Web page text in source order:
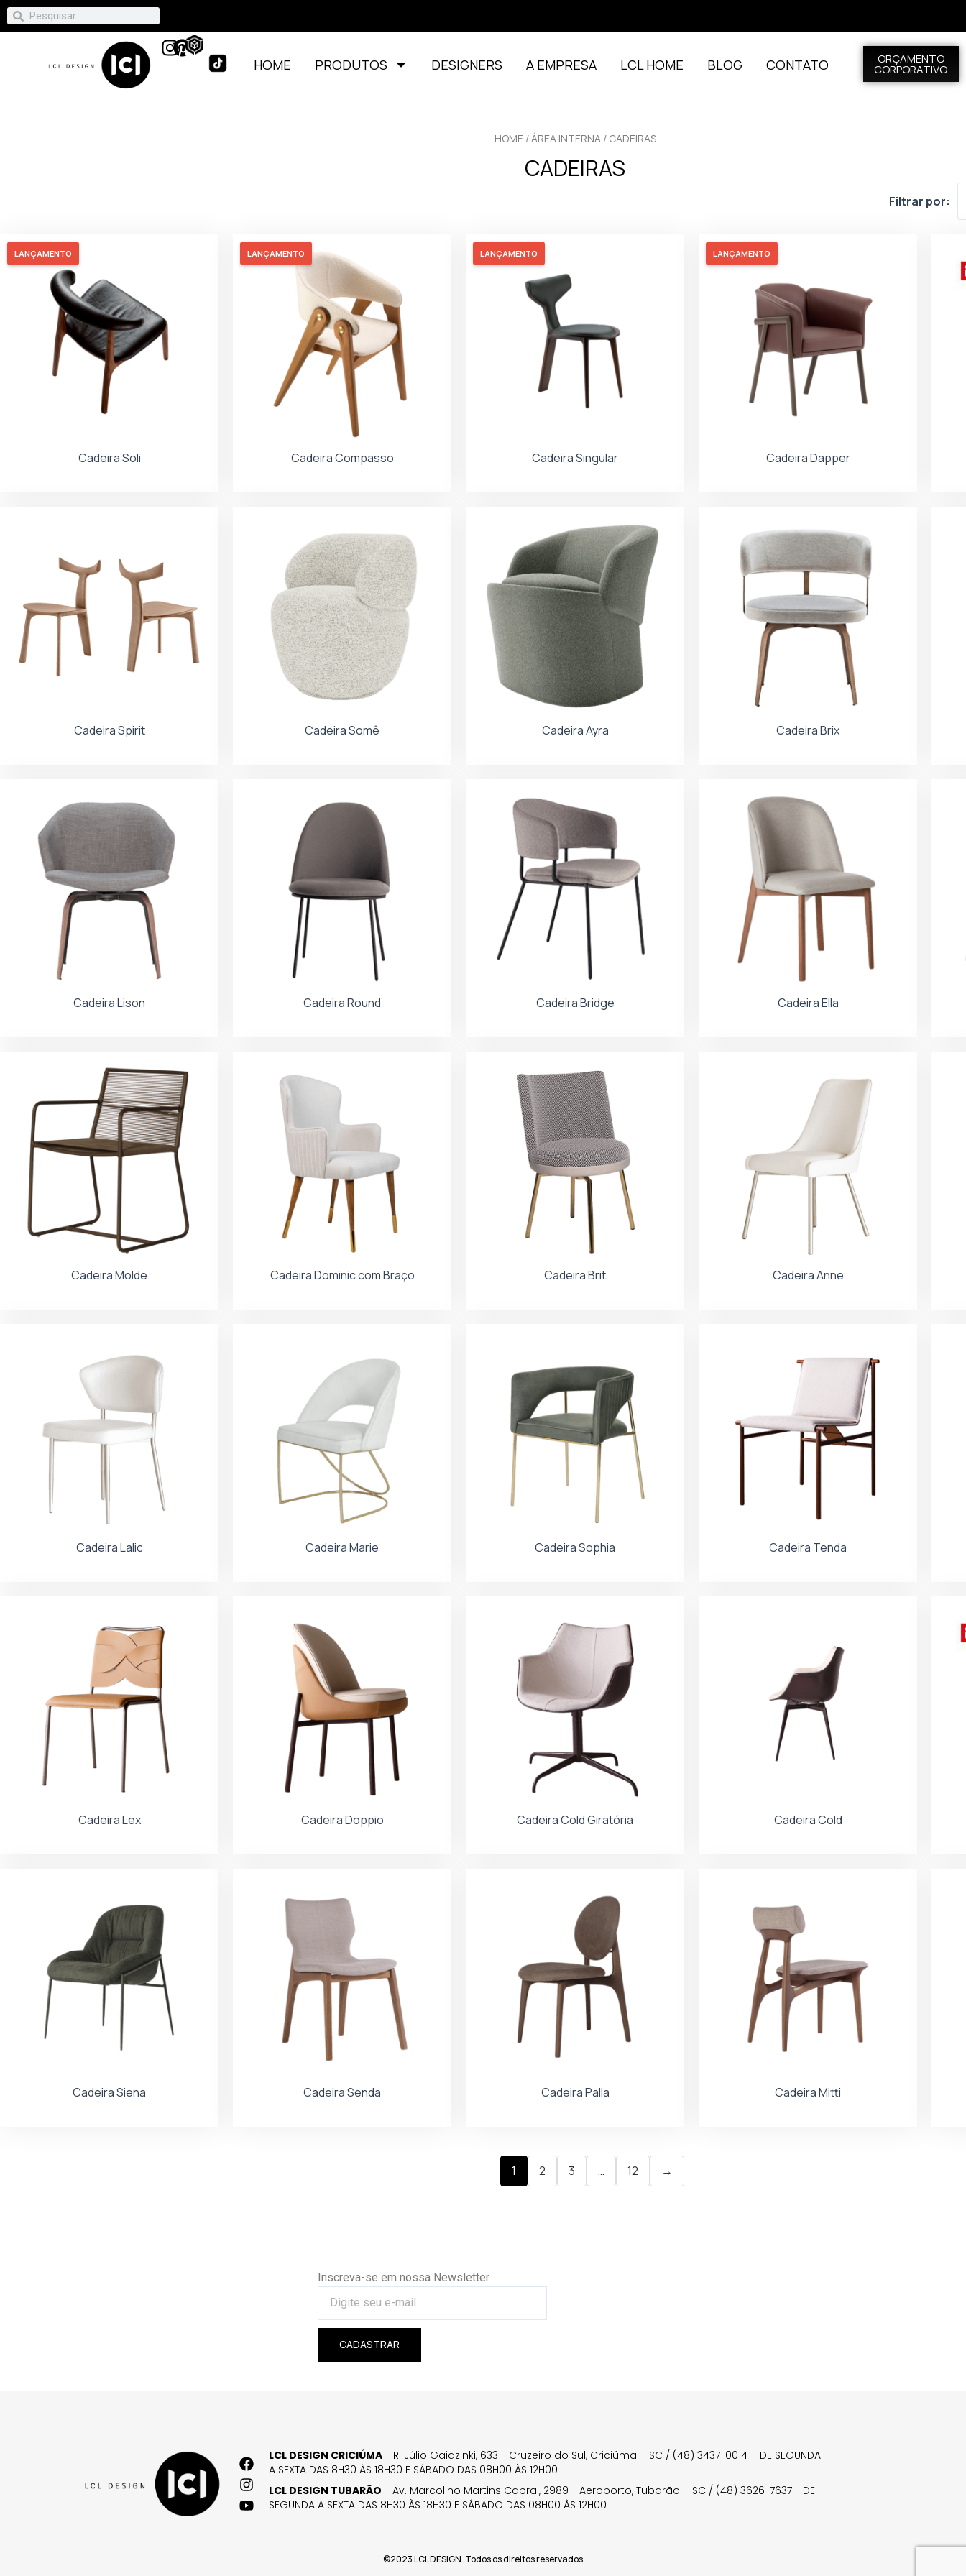
HOME PRODUTOS DESIGNERS A EMPRESA LCL HOME BLOG CONTATO ORÇAMENTO
CORPORATIVO
HOME/ÁREA INTERNA/ CADEIRAS
CADEIRAS
Filtrar por:
LANÇAMENTO
Cadeira Soli
LANÇAMENTO
Cadeira Compasso
LANÇAMENTO
Cadeira Singular
LANÇAMENTO
Cadeira Dapper
Cadeira Spirit Cadeira Somê Cadeira Ayra Cadeira Brix
Cadeira Lison Cadeira Round Cadeira Bridge Cadeira Ella
Cadeira Molde Cadeira Dominic com Braço Cadeira Brit Cadeira Anne
Cadeira Lalic Cadeira Marie Cadeira Sophia Cadeira Tenda
Cadeira Lex Cadeira Doppio Cadeira Cold Giratória Cadeira Cold
Cadeira Siena Cadeira Senda Cadeira Palla Cadeira Mitti
1 2 3 … 12 →
Inscreva-se em nossa Newsletter
CADASTRAR
LCL DESIGN CRICIÚMA - R. Júlio Gaidzinki, 633 - Cruzeiro do Sul, Criciúma – SC / (48) 3437-0014 – DE SEGUNDA
A SEXTA DAS 8H30 ÀS 18H30 E SÁBADO DAS 08H00 ÀS 12H00
LCL DESIGN TUBARÃO - Av. Marcolino Martins Cabral, 2989 - Aeroporto, Tubarão – SC / (48) 3626-7637 - DE
SEGUNDA A SEXTA DAS 8H30 ÀS 18H30 E SÁBADO DAS 08H00 ÀS 12H00
©2023 LCL DESIGN. Todos os direitos reservados